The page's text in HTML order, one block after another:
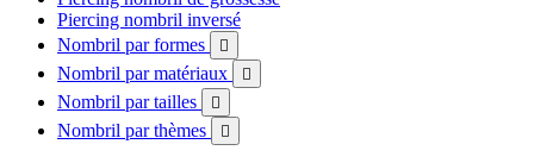
Piercing nombril inversé
Nombril par formes

Nombril par matériaux 
Nombril par tailles 
Nombril par thèmes 